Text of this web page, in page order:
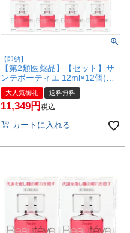
【即納】
【第2類医薬品】【セット】サ
ンテボーティエ 12ml×12個(セ
ルフメディケーション税制対
象)【目薬】【参天製薬株式会
社】 (6038907-set3)【宅配便送
大人気御礼 送料無料
11,349 税込
カートに入れる